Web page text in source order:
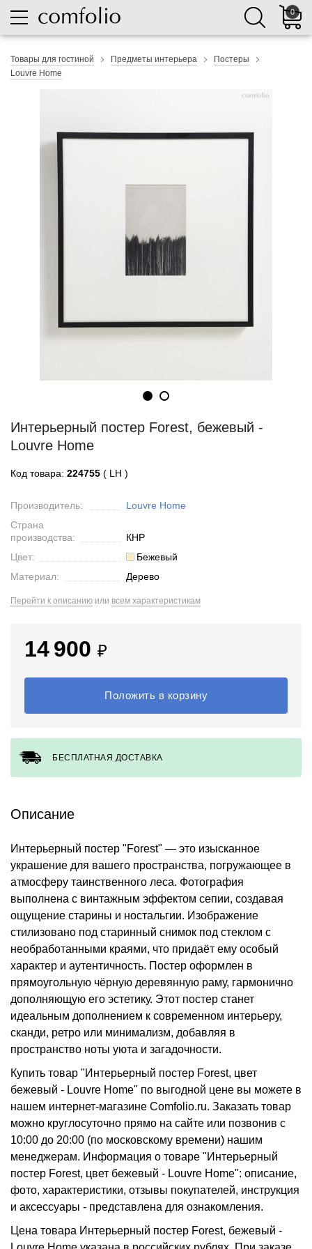
0
Товары для гостиной Предметы интерьера
Постеры
Louvre Home
Интерьерный постер Forest, бежевый -
Louvre Home
Код товара: 224755 ( LH )
Производитель:
Louvre Home
Страна
производства:
КНР
Цвет:
Бежевый
Материал:
Дерево
Перейти к описанию или всем характеристикам
14 900 ₽
Положить в корзину
БЕСПЛАТНАЯ ДОСТАВКА
Описание
Интерьерный постер "Forest" — это изысканное
украшение для вашего пространства, погружающее в
атмосферу таинственного леса. Фотография
выполнена с винтажным эффектом сепии, создавая
ощущение старины и ностальгии. Изображение
стилизовано под старинный снимок под стеклом с
необработанными краями, что придаёт ему особый
характер и аутентичность. Постер оформлен в
прямоугольную чёрную деревянную раму, гармонично
дополняющую его эстетику. Этот постер станет
идеальным дополнением к современном интерьеру,
сканди, ретро или минимализм, добавляя в
пространство ноты уюта и загадочности.
Купить товар "Интерьерный постер Forest, цвет
бежевый - Louvre Home" по выгодной цене вы можете в
нашем интернет-магазине Comfolio.ru. Заказать товар
можно круглосуточно прямо на сайте или позвонив с
10:00 до 20:00 (по московскому времени) нашим
менеджерам. Информация о товаре "Интерьерный
постер Forest, цвет бежевый - Louvre Home": описание,
фото, характеристики, отзывы покупателей, инструкция
и аксессуары - представлена для ознакомления.
Цена товара Интерьерный постер Forest, бежевый -